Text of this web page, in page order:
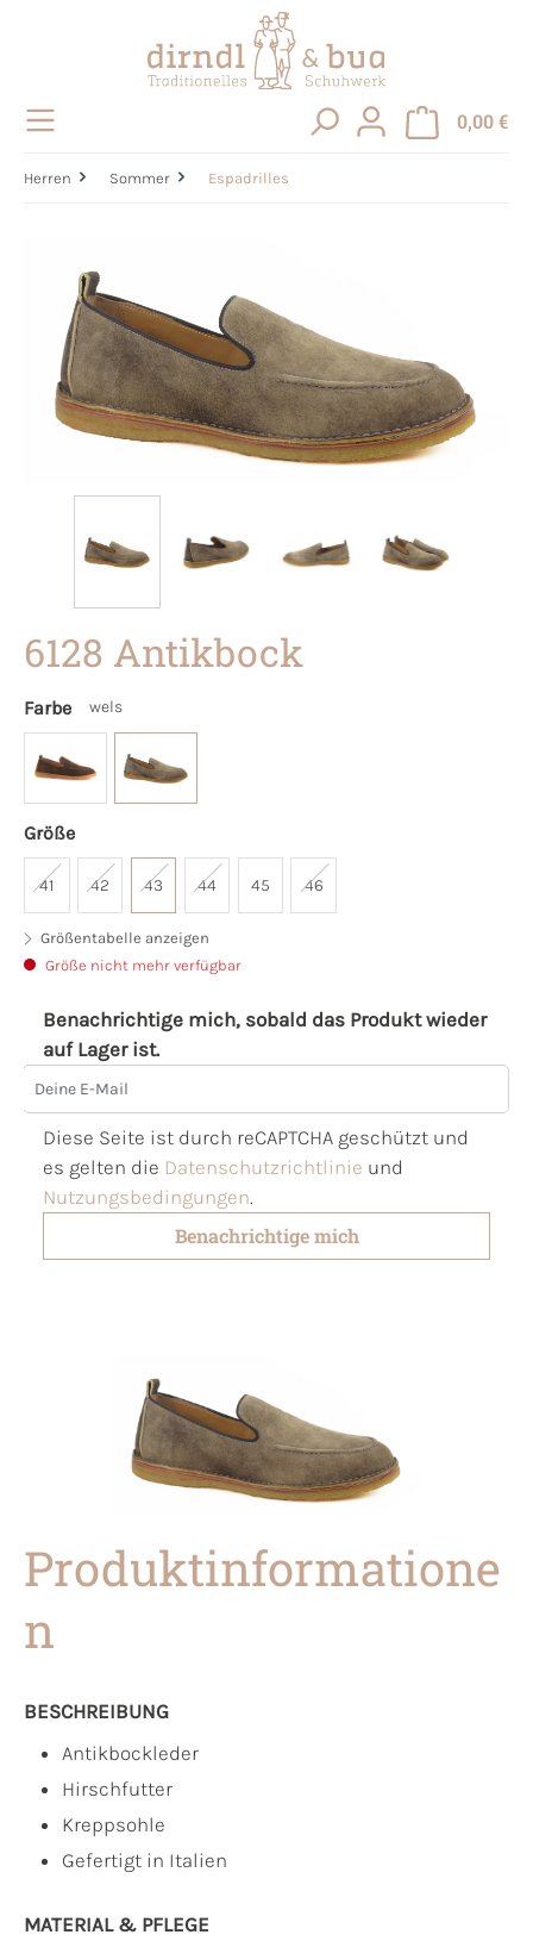
0,00 €
Herren Sommer Espadrilles
6128 Antikbock
Farbe wels
Größe
41 42 43 44 45 46
Größentabelle anzeigen
Größe nicht mehr verfügbar
Benachrichtige mich, sobald das Produkt wieder
auf Lager ist.
Deine E-Mail
Diese Seite ist durch reCAPTCHA geschützt und
es gelten die Datenschutzrichtlinie und
Nutzungsbedingungen.
Benachrichtige mich
Produktinformatione
n
BESCHREIBUNG
Antikbockleder
Hirschfutter
Kreppsohle
Gefertigt in Italien
MATERIAL & PFLEGE